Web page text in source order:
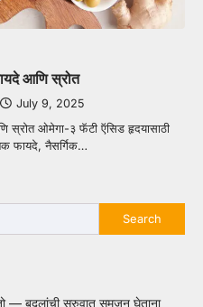
आणि स्रोत
July 9, 2025
स्रोत ओमेगा-३ फॅटी ऍसिड हृदयासाठी
फायदे, नैसर्गिक…
Search
— बदलांची सुरुवात समजून घेताना